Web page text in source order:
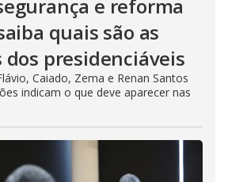
e reforma
quais são as
presidenciáveis
Caiado, Zema e Renan Santos
indicam o que deve aparecer nas